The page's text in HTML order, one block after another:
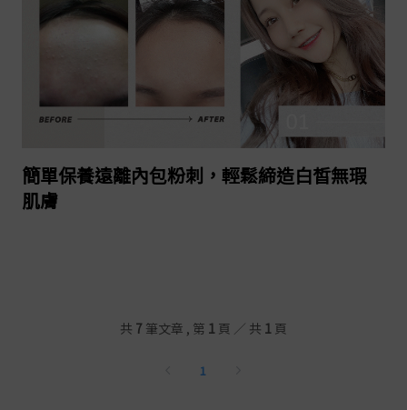
2023-04-26
簡單保養遠離內包粉刺，輕鬆締造白皙無瑕
肌膚
共 7筆文章 , 第 1 頁 ／ 共 1 頁
1